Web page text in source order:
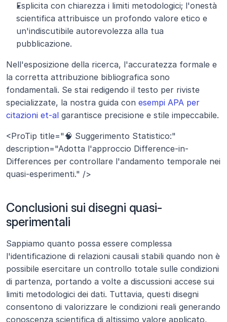
Esplicita con chiarezza i limiti metodologici; l'onestà
scientifica attribuisce un profondo valore etico e
un'indiscutibile autorevolezza alla tua
pubblicazione.
Nell'esposizione della ricerca, l'accuratezza formale e
la corretta attribuzione bibliografica sono
fondamentali. Se stai redigendo il testo per riviste
specializzate, la nostra guida con esempi APA per
citazioni et-al garantisce precisione e stile impeccabile.
<ProTip title="🧠 Suggerimento Statistico:"
description="Adotta l'approccio Difference-in-
Differences per controllare l'andamento temporale nei
quasi-esperimenti." />
Conclusioni sui disegni quasi-
sperimentali
Sappiamo quanto possa essere complessa
l'identificazione di relazioni causali stabili quando non è
possibile esercitare un controllo totale sulle condizioni
di partenza, portando a volte a discussioni accese sui
limiti metodologici dei dati. Tuttavia, questi disegni
consentono di valorizzare le condizioni reali generando
conoscenza scientifica di altissimo valore applicato,